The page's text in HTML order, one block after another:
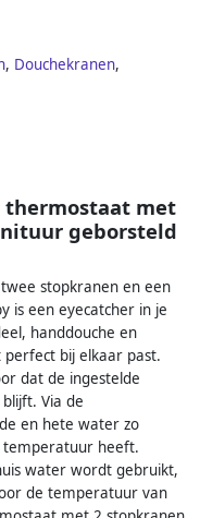
, Douchekranen,
thermostaat met
geborsteld
stopkranen en een
is een eyecatcher in je
handdouche en
bij elkaar past.
dat de ingestelde
Via de
en hete water zo
heeft.
water wordt gebruikt,
de temperatuur van